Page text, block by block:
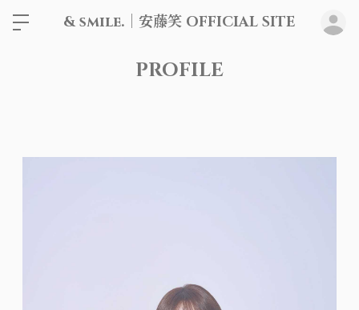
& smile.｜安藤笑 OFFICIAL SITE
PROFILE